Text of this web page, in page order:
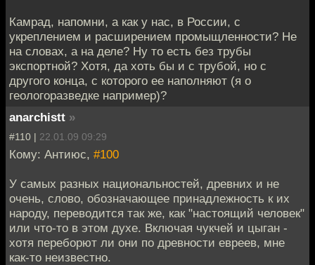
Камрад, напомни, а как у нас, в России, с
укреплением и расширением промыщленности? Не
на словах, а на деле? Ну то есть без трубы
экспортной? Хотя, да хоть бы и с трубой, но с
другого конца, с которого ее наполняют (я о
геологоразведке например)?
anarchistt »
#110 | 22.01.09 09:29
Кому: Антиюс, #100
У самых разных национальностей, древних и не
очень, слово, обозначающее принадлежность к их
народу, переводится так же, как "настоящий человек"
или что-то в этом духе. Включая чукчей и цыган -
хотя переборют ли они по древности евреев, мне
как-то неизвестно.